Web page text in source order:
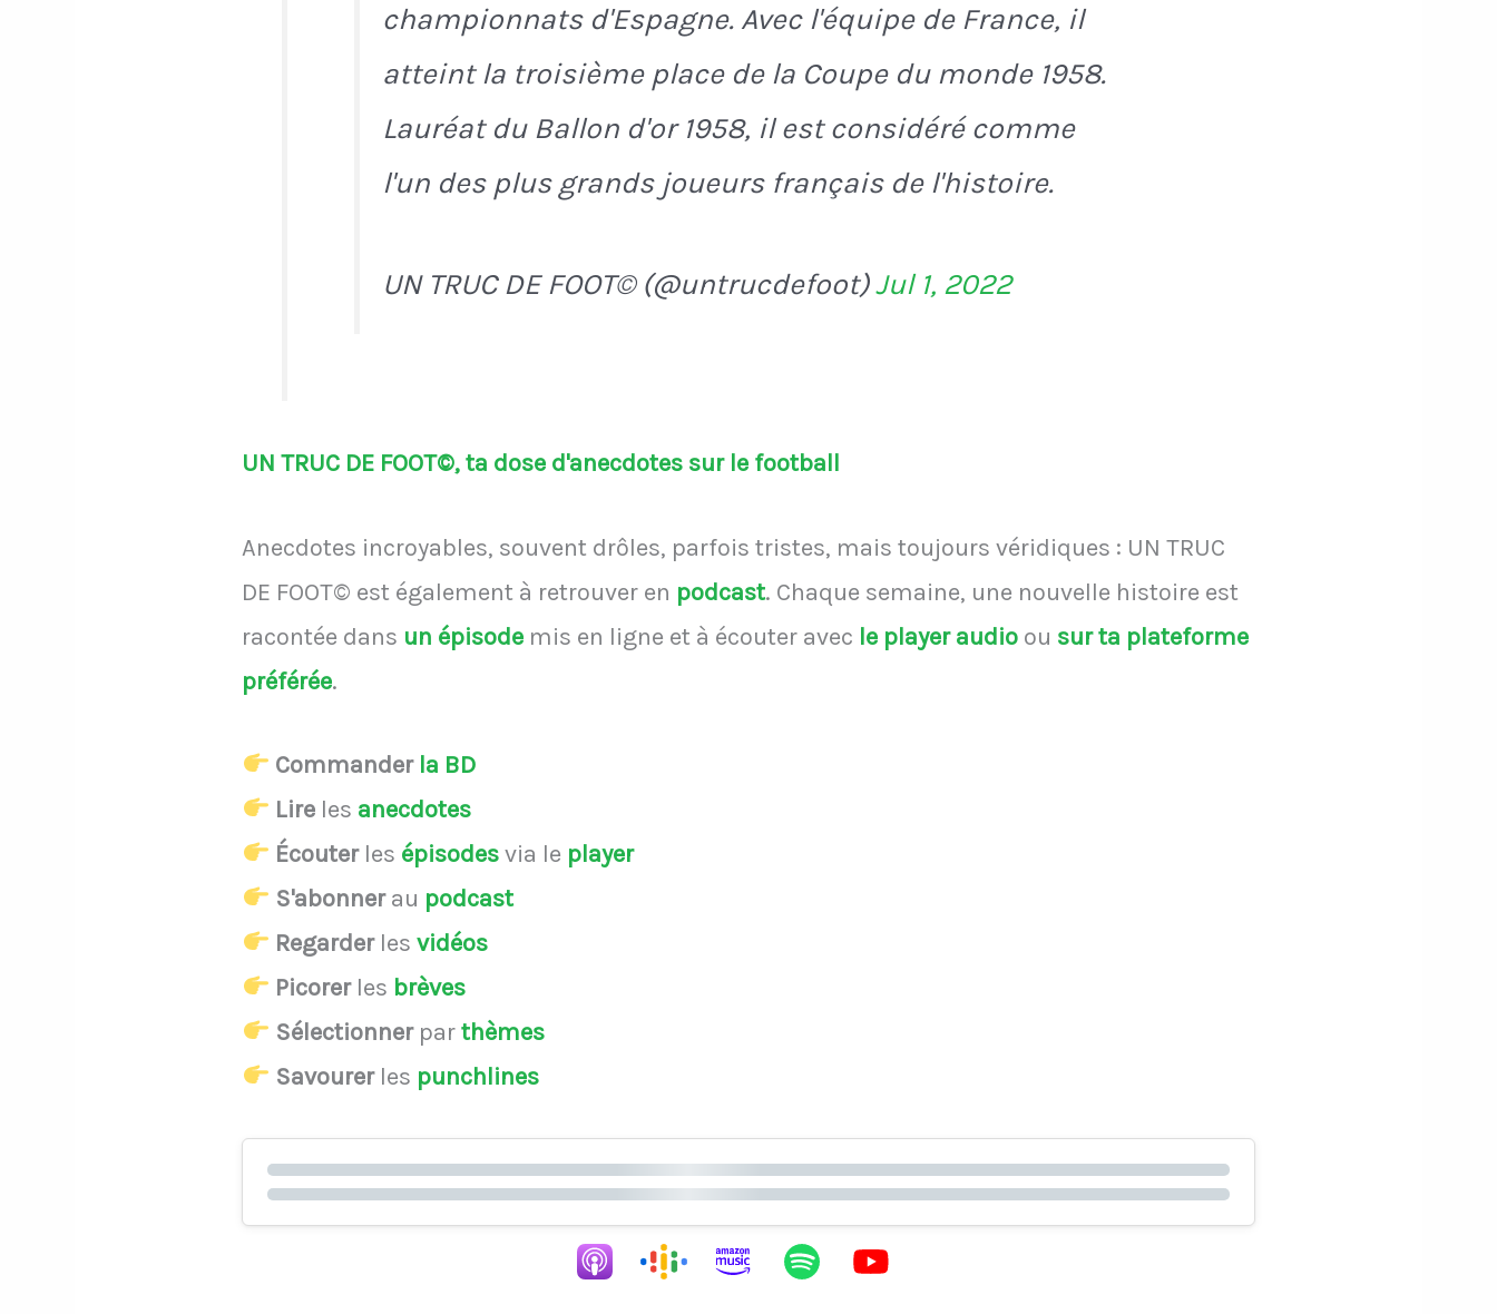
championnats d'Espagne. Avec l'équipe de France, il
atteint la troisième place de la Coupe du monde 1958.
Lauréat du Ballon d'or 1958, il est considéré comme
l'un des plus grands joueurs français de l'histoire.
UN TRUC DE FOOT© (@untrucdefoot)Jul 1, 2022
UN TRUC DE FOOT©, ta dose d'anecdotes sur le football
Anecdotes incroyables, souvent drôles, parfois tristes, mais toujours véridiques : UN TRUC
DE FOOT© est également à retrouver en podcast. Chaque semaine, une nouvelle histoire est
racontée dans un épisode mis en ligne et à écouter avec le player audio ou sur ta plateforme
préférée.
Commander la BD
Lire les anecdotes
Écouterles épisodesvia le player
S'abonnerau podcast
Regarderlesvidéos
Picorerles brèves
Sélectionnerparthèmes
Savourerles punchlines